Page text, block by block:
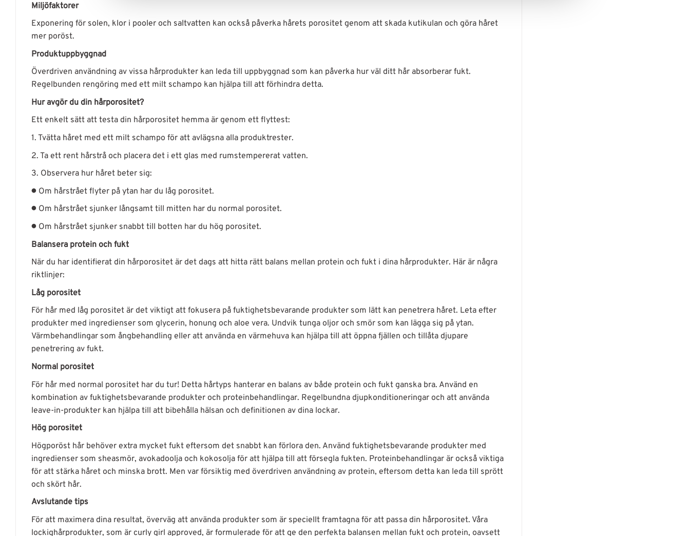
Miljöfaktorer
Exponering för solen, klor i pooler och saltvatten kan också påverka hårets porositet genom att skada kutikulan och göra håret
mer poröst.
Produktuppbyggnad
Överdriven användning av vissa hårprodukter kan leda till uppbyggnad som kan påverka hur väl ditt hår absorberar fukt.
Regelbunden rengöring med ett milt schampo kan hjälpa till att förhindra detta.
Hur avgör du din hårporositet?
Ett enkelt sätt att testa din hårporositet hemma är genom ett flyttest:
1. Tvätta håret med ett milt schampo för att avlägsna alla produktrester.
2. Ta ett rent hårstrå och placera det i ett glas med rumstempererat vatten.
3. Observera hur håret beter sig:
● Om hårstrået flyter på ytan har du låg porositet.
● Om hårstrået sjunker långsamt till mitten har du normal porositet.
● Om hårstrået sjunker snabbt till botten har du hög porositet.
Balansera protein och fukt
När du har identifierat din hårporositet är det dags att hitta rätt balans mellan protein och fukt i dina hårprodukter. Här är några
riktlinjer:
Låg porositet
För hår med låg porositet är det viktigt att fokusera på fuktighetsbevarande produkter som lätt kan penetrera håret. Leta efter
produkter med ingredienser som glycerin, honung och aloe vera. Undvik tunga oljor och smör som kan lägga sig på ytan.
Värmbehandlingar som ångbehandling eller att använda en värmehuva kan hjälpa till att öppna fjällen och tillåta djupare
penetrering av fukt.
Normal porositet
För hår med normal porositet har du tur! Detta hårtyps hanterar en balans av både protein och fukt ganska bra. Använd en
kombination av fuktighetsbevarande produkter och proteinbehandlingar. Regelbundna djupkonditioneringar och att använda
leave-in-produkter kan hjälpa till att bibehålla hälsan och definitionen av dina lockar.
Hög porositet
Högporöst hår behöver extra mycket fukt eftersom det snabbt kan förlora den. Använd fuktighetsbevarande produkter med
ingredienser som sheasmör, avokadoolja och kokosolja för att hjälpa till att försegla fukten. Proteinbehandlingar är också viktiga
för att stärka håret och minska brott. Men var försiktig med överdriven användning av protein, eftersom detta kan leda till sprött
och skört hår.
Avslutande tips
För att maximera dina resultat, överväg att använda produkter som är speciellt framtagna för att passa din hårporositet. Våra
lockighårprodukter, som är curly girl approved, är formulerade för att ge den perfekta balansen mellan fukt och protein, oavsett